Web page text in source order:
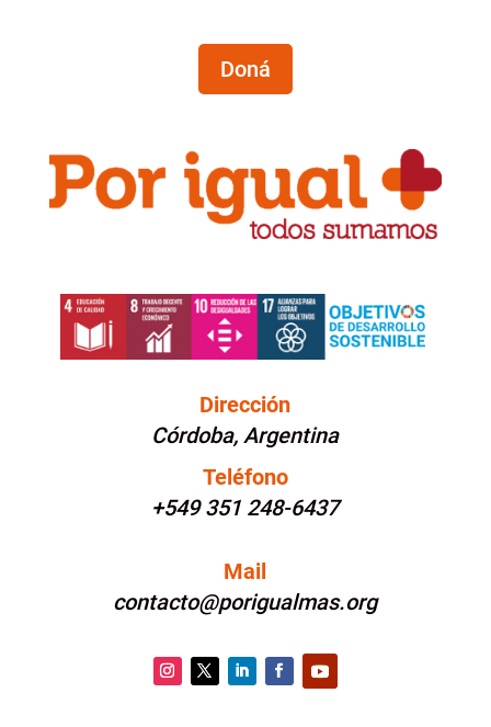
Doná
Dirección
Córdoba, Argentina
Teléfono
+549 351 248-6437
Mail
contacto@porigualmas.org
Facebook